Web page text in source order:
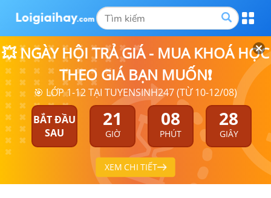
💥 NGÀY HỘI TRẢ GIÁ - MUA KHOÁ HỌC
THEO GIÁ BẠN MUỐN❗
🎯 LỚP 1-12 TẠI TUYENSINH247 (TỪ 10-12/08)
BẮT ĐẦU
SAU
21
GIỜ
08
PHÚT
27
GIÂY
XEM CHI TIẾT